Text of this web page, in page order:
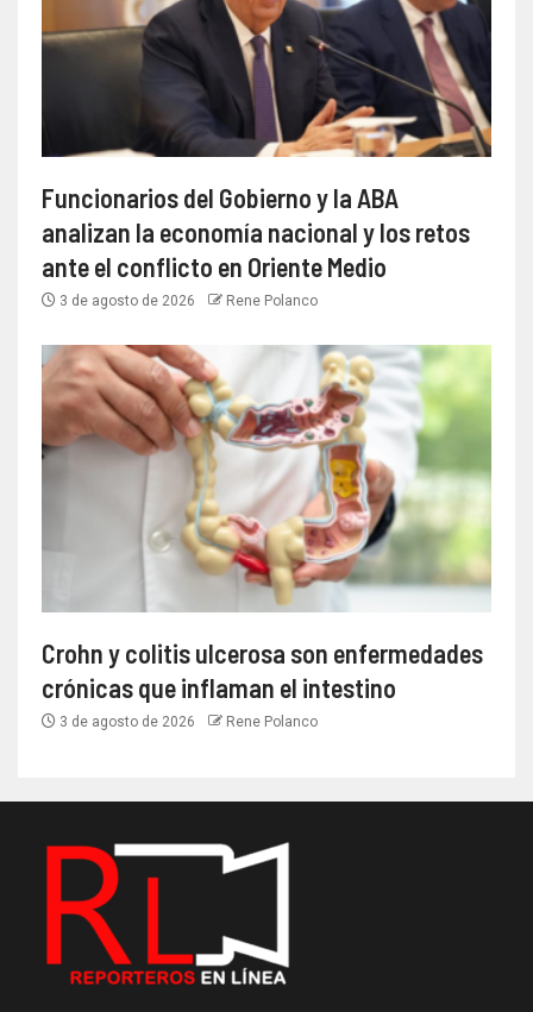
Funcionarios del Gobierno y la ABA
analizan la economía nacional y los retos
ante el conflicto en Oriente Medio
3 de agosto de 2026 Rene Polanco
Crohn y colitis ulcerosa son enfermedades
crónicas que inflaman el intestino
3 de agosto de 2026 Rene Polanco